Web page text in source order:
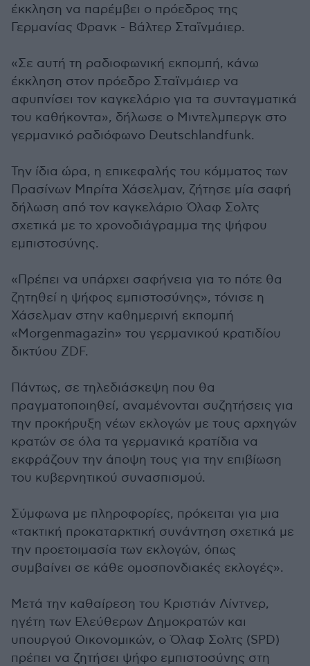
έκκληση να παρέμβει ο πρόεδρος της
Γερμανίας Φρανκ - Βάλτερ Σταϊνμάιερ.
«Σε αυτή τη ραδιοφωνική εκπομπή, κάνω
έκκληση στον πρόεδρο Σταϊνμάιερ να
αφυπνίσει τον καγκελάριο για τα συνταγματικά
του καθήκοντα», δήλωσε ο Μιντελμπεργκ στο
γερμανικό ραδιόφωνο Deutschlandfunk.
Την ίδια ώρα, η επικεφαλής του κόμματος των
Πρασίνων Μπρίτα Χάσελμαν, ζήτησε μία σαφή
δήλωση από τον καγκελάριο Όλαφ Σολτς
σχετικά με το χρονοδιάγραμμα της ψήφου
εμπιστοσύνης.
«Πρέπει να υπάρχει σαφήνεια για το πότε θα
ζητηθεί η ψήφος εμπιστοσύνης», τόνισε η
Χάσελμαν στην καθημερινή εκπομπή
«Morgenmagazin» του γερμανικού κρατιδίου
δικτύου ZDF.
Πάντως, σε τηλεδιάσκεψη που θα
πραγματοποιηθεί, αναμένονται συζητήσεις για
την προκήρυξη νέων εκλογών με τους αρχηγών
κρατών σε όλα τα γερμανικά κρατίδια να
εκφράζουν την άποψη τους για την επιβίωση
του κυβερνητικού συνασπισμού.
Σύμφωνα με πληροφορίες, πρόκειται για μια
«τακτική προκαταρκτική συνάντηση σχετικά με
την προετοιμασία των εκλογών, όπως
συμβαίνει σε κάθε ομοσπονδιακές εκλογές».
Μετά την καθαίρεση του Kριστιάν Λίντνερ,
ηγέτη των Ελεύθερων Δημοκρατών και
υπουργού Οικονομικών, ο Όλαφ Σολτς (SPD)
πρέπει να ζητήσει ψήφο εμπιστοσύνης στη